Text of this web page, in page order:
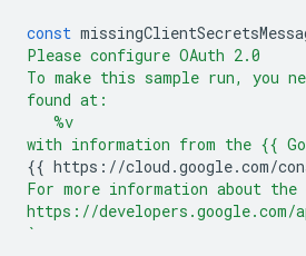
const
Please configure OAuth 2.0
To make this sample run, you
found at:
   %v
with information from the {{
{{ https://cloud.google.com/
For more information about
https://
`